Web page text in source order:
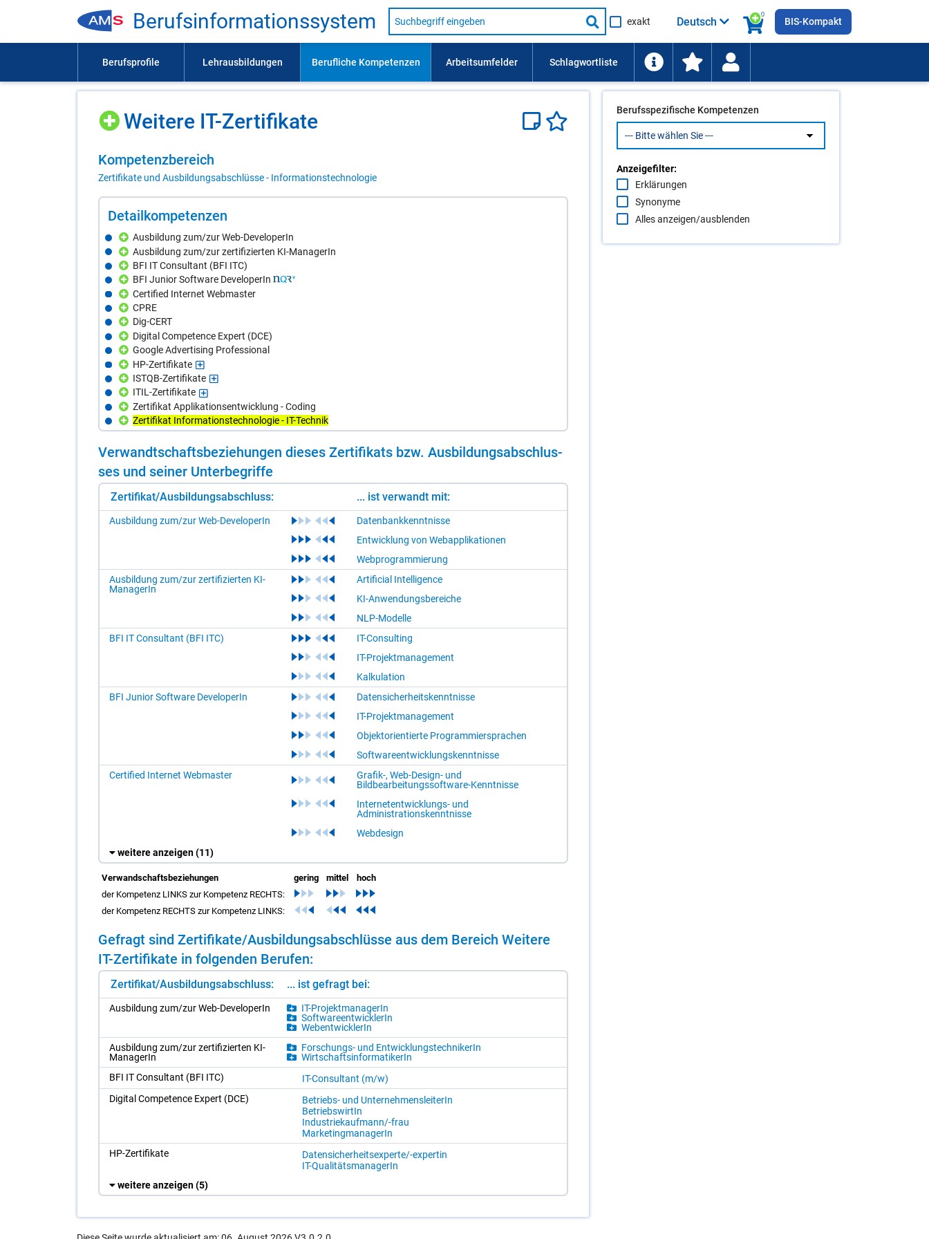
Be­rufs­in­for­ma­ti­ons­sys­tem
Suche
nach
Lehrausbildung,
usw.
Suche
starten
exakt
0
Deutsch BIS-Kompakt
Wei­te­re IT-Zer­ti­fi­ka­te
Kom­pe­tenz­be­reich
Zertifikate und Ausbildungsabschlüsse - Informationstechnologie
De­tail­kom­pe­ten­zen
Ausbildung zum/zur Web-DeveloperIn
Ausbildung zum/zur zertifizierten KI-ManagerIn
BFI IT Consultant (BFI ITC)
BFI Junior Software DeveloperIn
Certified Internet Webmaster
CPRE
Dig-CERT
Digital Competence Expert (DCE)
Google Advertising Professional
HP-Zertifikate
ISTQB-Zertifikate
ITIL-Zertifikate
Zertifikat Applikationsentwicklung - Coding
Zertifikat Informationstechnologie - IT-Technik
Ver­wandt­schafts­be­zie­hun­gen die­ses Zer­ti­fi­kats bzw. Aus­bil­dungs­ab­schlus­
ses und sei­ner Un­ter­be­grif­fe
Zertifikat/Ausbildungsabschluss: ... ist verwandt mit:
Ausbildung zum/zur Web-DeveloperIn
Datenbankkenntnisse
Entwicklung von Webapplikationen
Webprogrammierung
Ausbildung zum/zur zertifizierten KI-
ManagerIn
Artificial Intelligence
KI-Anwendungsbereiche
NLP-Modelle
BFI IT Consultant (BFI ITC)
IT-Consulting
IT-Projektmanagement
Kalkulation
BFI Junior Software DeveloperIn
Datensicherheitskenntnisse
IT-Projektmanagement
Objektorientierte Programmiersprachen
Softwareentwicklungskenntnisse
Certified Internet Webmaster
Grafik-, Web-Design- und
Bildbearbeitungssoftware-Kenntnisse
Internetentwicklungs- und
Administrationskenntnisse
Webdesign
weitere anzeigen(11)
Verwandschaftsbeziehungen gering mittel
hoch
der Kompetenz LINKS zur Kompetenz RECHTS:
der Kompetenz RECHTS zur Kompetenz LINKS:
Ge­fragt sind Zer­ti­fi­ka­te/​Aus­bil­dungs­ab­schlüs­se aus dem Be­reich Wei­te­re
IT-Zer­ti­fi­ka­te in fol­gen­den Be­ru­fen:
Zertifikat/Ausbildungsabschluss: ... ist gefragt bei:
Aus­bil­dung zum/​zur Web-De­ve­l­ope­rIn
IT-Pro­jekt­ma­na­ge­rIn
Soft­ware­ent­wick­le­rIn
Webent­wick­le­rIn
Aus­bil­dung zum/​zur zer­ti­fi­zier­ten KI-
Ma­na­ge­rIn
For­schungs- und Ent­wick­lungs­tech­ni­ke­rIn
Wirt­schafts­in­for­ma­ti­ke­rIn
BFI IT Con­sul­tant (BFI ITC)
IT-Con­sul­tant (m/​w)
Di­gi­tal Com­pe­tence Ex­pert (DCE)
Be­triebs- und Un­ter­neh­mens­lei­te­rIn
Be­triebs­wir­tIn
In­dus­trie­kauf­mann/-​frau
Mar­ke­ting­ma­na­ge­rIn
HP-Zer­ti­fi­ka­te
Da­ten­si­cher­heits­ex­per­te/-​ex­per­tin
IT-Qua­li­täts­ma­na­ge­rIn
weitere anzeigen(5)
Berufsspezifische Kompetenzen
Anzeigefilter:
Erklärungen
Synonyme
Alles anzeigen/ausblenden